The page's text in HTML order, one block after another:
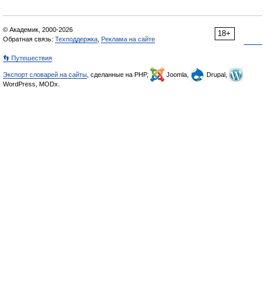
18+
© Академик, 2000-2026
Обратная связь: Техподдержка Реклама на сайте
👣 Путешествия
Экспорт словарей на сайты , сделанные на PHP, Joomla,
Drupal,
WordPress, MODx.